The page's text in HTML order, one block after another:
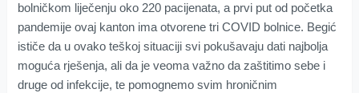
bolničkom liječenju oko 220 pacijenata, a prvi put od početka
pandemije ovaj kanton ima otvorene tri COVID bolnice. Begić
ističe da u ovako teškoj situaciji svi pokušavaju dati najbolja
moguća rješenja, ali da je veoma važno da zaštitimo sebe i
druge od infekcije, te pomognemo svim hroničnim